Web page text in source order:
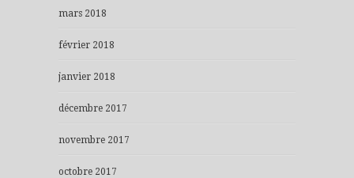
mars 2018
février 2018
janvier 2018
décembre 2017
novembre 2017
octobre 2017